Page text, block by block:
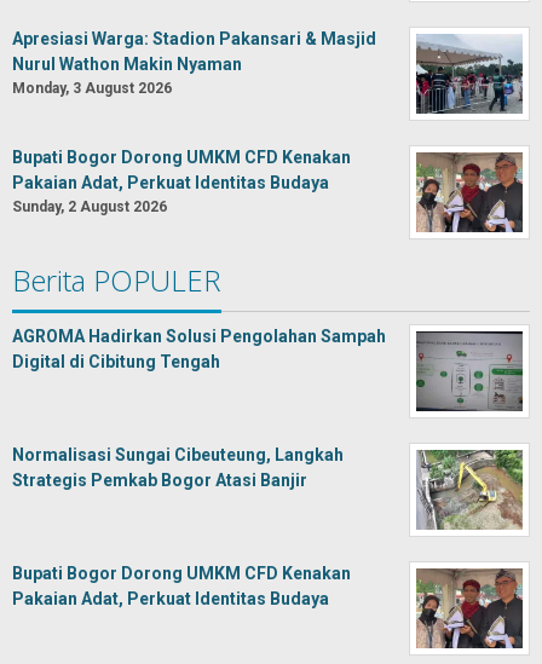
Apresiasi Warga: Stadion Pakansari & Masjid
Nurul Wathon Makin Nyaman
Monday, 3 August 2026
Bupati Bogor Dorong UMKM CFD Kenakan
Pakaian Adat, Perkuat Identitas Budaya
Sunday, 2 August 2026
Berita POPULER
AGROMA Hadirkan Solusi Pengolahan Sampah
Digital di Cibitung Tengah
Normalisasi Sungai Cibeuteung, Langkah
Strategis Pemkab Bogor Atasi Banjir
Bupati Bogor Dorong UMKM CFD Kenakan
Pakaian Adat, Perkuat Identitas Budaya